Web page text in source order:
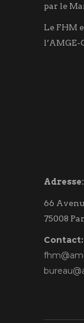
par le
Le FHM
l’AMGE-
Adresse:
66
75008
Contact: